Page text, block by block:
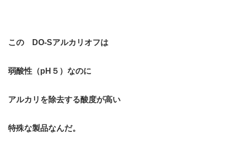
この DO-Sアルカリオフは
弱酸性（pH５）なのに
アルカリを除去する酸度が高い
特殊な製品なんだ。